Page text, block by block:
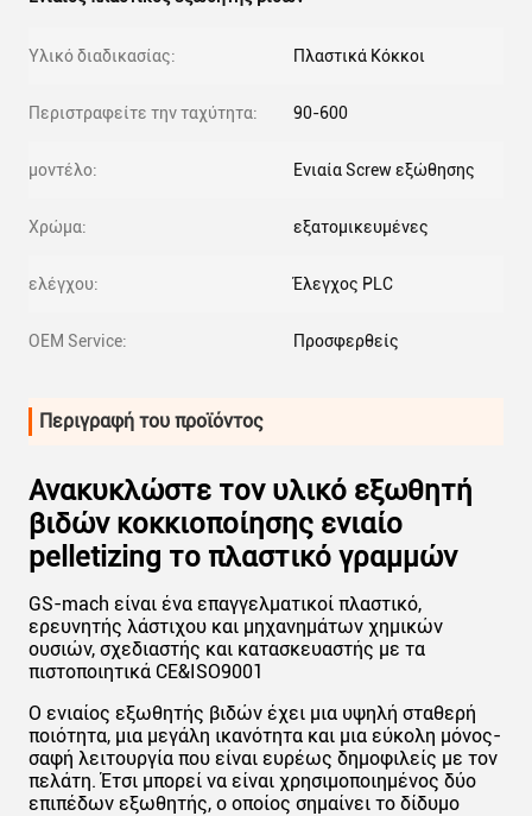
Υλικό διαδικασίας: Πλαστικά Κόκκοι
Περιστραφείτε την ταχύτητα: 90-600
μοντέλο: Ενιαία Screw εξώθησης
Χρώμα: εξατομικευμένες
ελέγχου: Έλεγχος PLC
OEM Service: Προσφερθείς
Περιγραφή του προϊόντος
Ανακυκλώστε τον υλικό εξωθητή
βιδών κοκκιοποίησης ενιαίο
pelletizing το πλαστικό γραμμών
GS-mach είναι ένα επαγγελματικοί πλαστικό,
ερευνητής λάστιχου και μηχανημάτων χημικών
ουσιών, σχεδιαστής και κατασκευαστής με τα
πιστοποιητικά CE&ISO9001
Ο ενιαίος εξωθητής βιδών έχει μια υψηλή σταθερή
ποιότητα, μια μεγάλη ικανότητα και μια εύκολη μόνος-
σαφή λειτουργία που είναι ευρέως δημοφιλείς με τον
πελάτη. Έτσι μπορεί να είναι χρησιμοποιημένος δύο
επιπέδων εξωθητής, ο οποίος σημαίνει το δίδυμο